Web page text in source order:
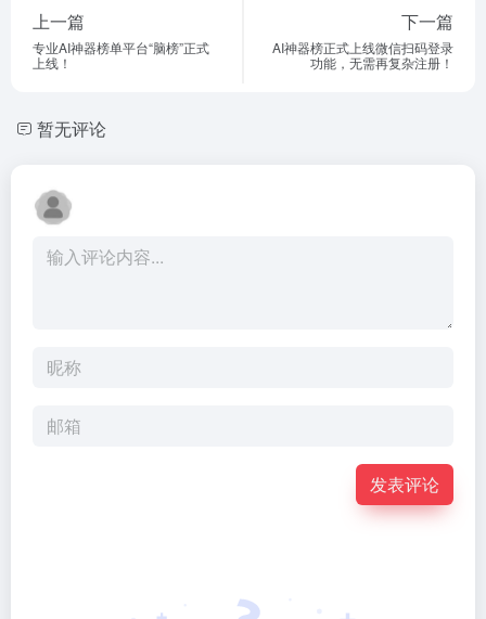
上一篇
专业AI神器榜单平台“脑榜”正式
上线！
下一篇
AI神器榜正式上线微信扫码登录
功能，无需再复杂注册！
暂无评论
发表评论